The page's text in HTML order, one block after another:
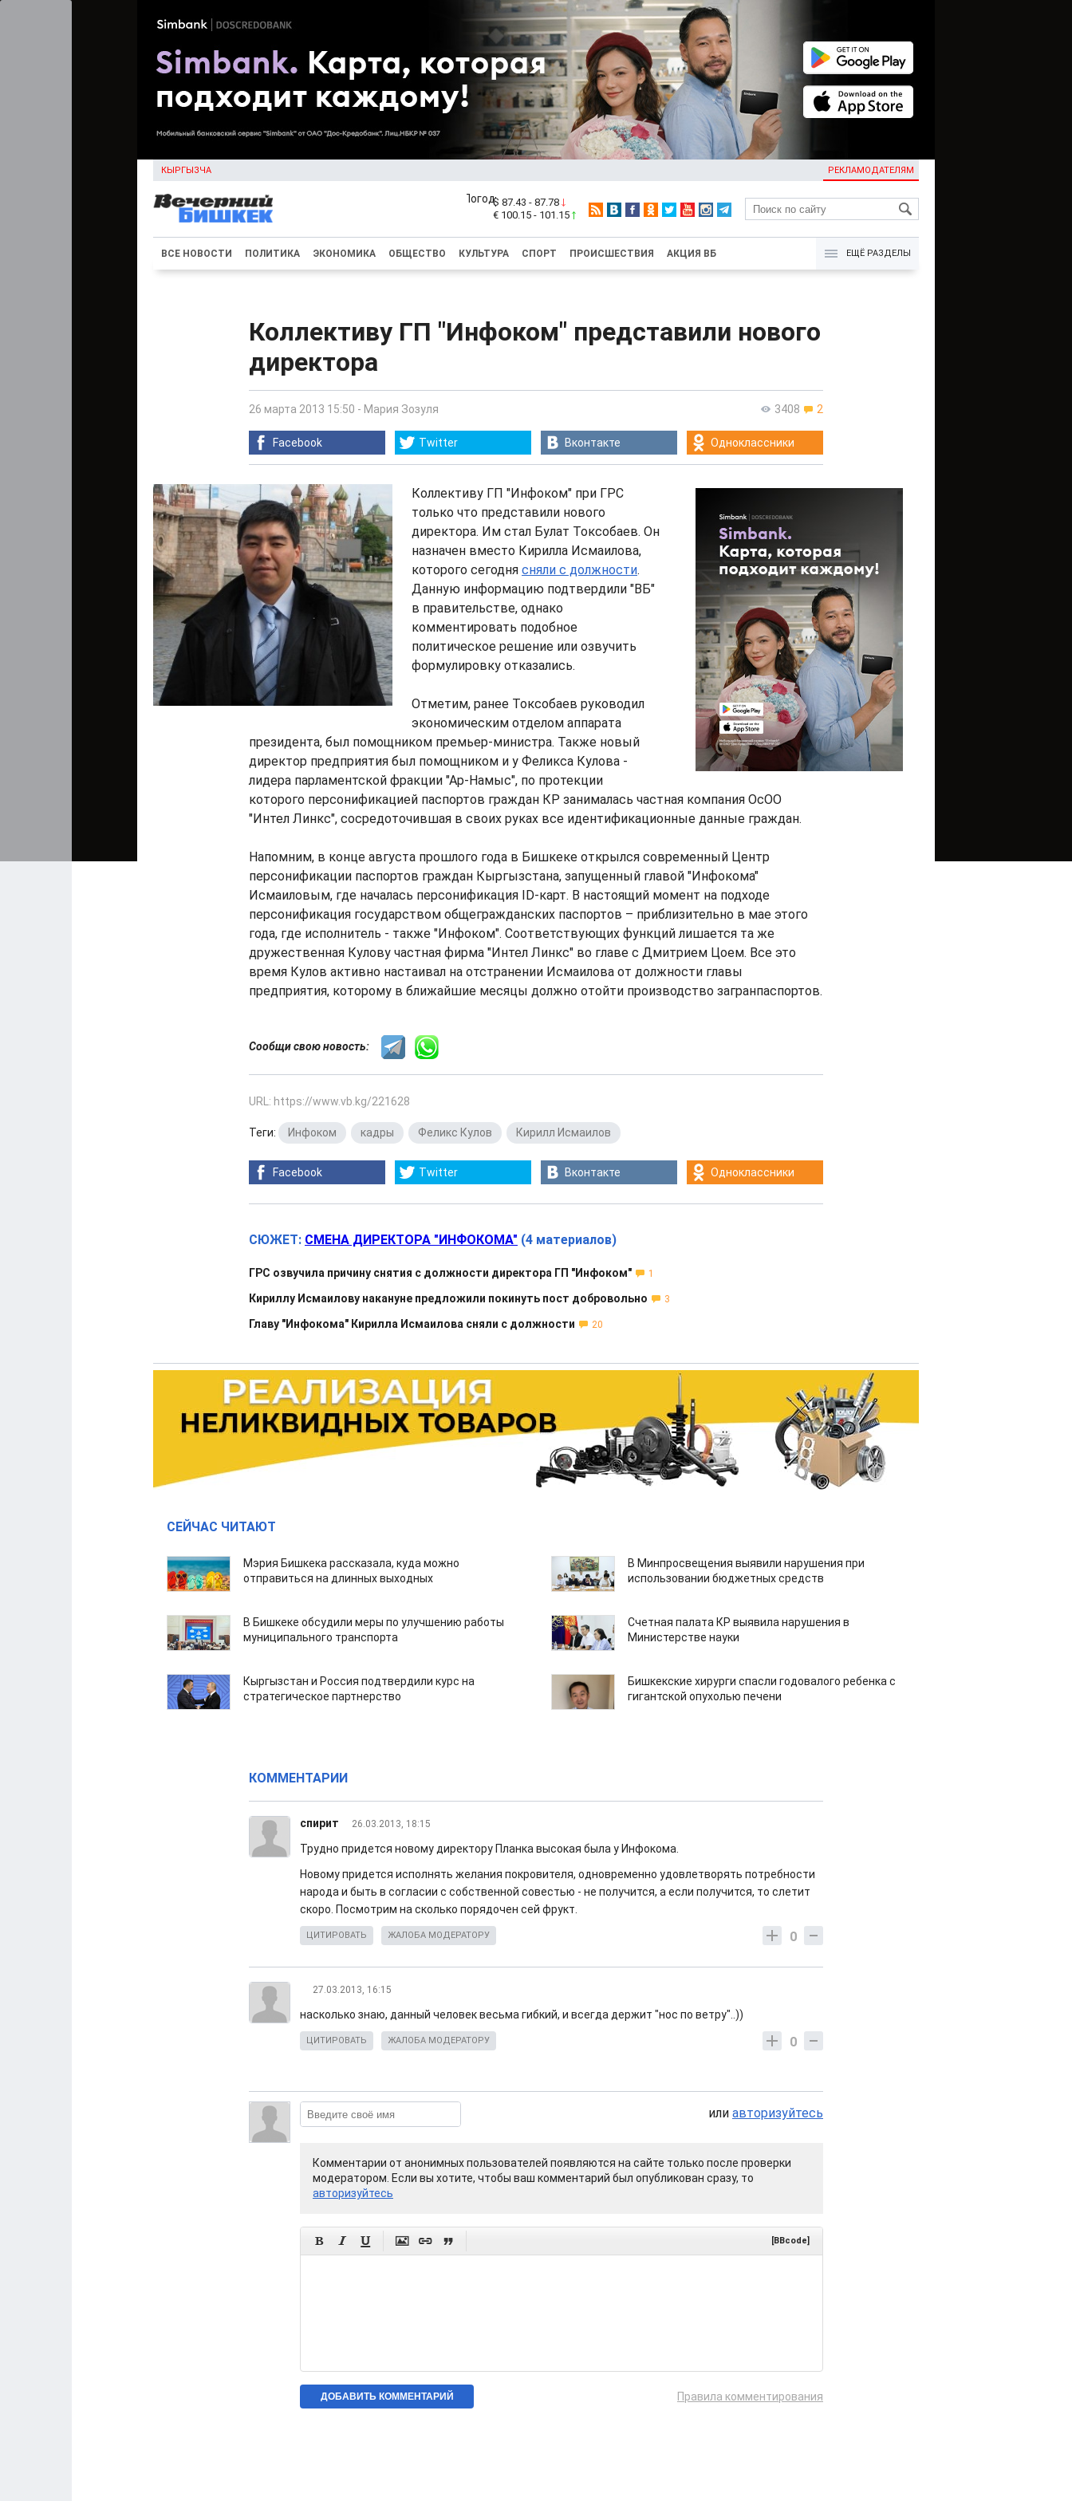
КЫРГЫЗЧА РЕКЛАМОДАТЕЛЯМ
KG
$ 87.43 - 87.78
€ 100.15 - 101.15
ВСЕ НОВОСТИ ПОЛИТИКА ЭКОНОМИКА ОБЩЕСТВО КУЛЬТУРА СПОРТ ПРОИСШЕСТВИЯ АКЦИЯ ВБ ЕЩЁ РАЗДЕЛЫ
Коллективу ГП "Инфоком" представили нового
директора
3408 2
26 марта 2013 15:50 - Мария Зозуля
Facebook Twitter Вконтакте Одноклассники
Коллективу ГП "Инфоком" при ГРС
только что представили нового
директора. Им стал Булат Токсобаев. Он
назначен вместо Кирилла Исмаилова,
которого сегодня сняли с должности.
Данную информацию подтвердили "ВБ"
в правительстве, однако
комментировать подобное
политическое решение или озвучить
формулировку отказались.
Отметим, ранее Токсобаев руководил
экономическим отделом аппарата
президента, был помощником премьер-министра. Также новый
директор предприятия был помощником и у Феликса Кулова -
лидера парламентской фракции "Ар-Намыс", по протекции
которого персонификацией паспортов граждан КР занималась частная компания ОсОО
"Интел Линкс", сосредоточившая в своих руках все идентификационные данные граждан.
Напомним, в конце августа прошлого года в Бишкеке открылся современный Центр
персонификации паспортов граждан Кыргызстана, запущенный главой "Инфокома"
Исмаиловым, где началась персонификация ID-карт. В настоящий момент на подходе
персонификация государством общегражданских паспортов – приблизительно в мае этого
года, где исполнитель - также "Инфоком". Соответствующих функций лишается та же
дружественная Кулову частная фирма "Интел Линкс" во главе с Дмитрием Цоем. Все это
время Кулов активно настаивал на отстранении Исмаилова от должности главы
предприятия, которому в ближайшие месяцы должно отойти производство загранпаспортов.
Сообщи свою новость:
URL: https://www.vb.kg/221628
Теги: Инфоком кадры Феликс Кулов Кирилл Исмаилов
Facebook Twitter Вконтакте Одноклассники
СЮЖЕТ: СМЕНА ДИРЕКТОРА "ИНФОКОМА" (4 материалов)
ГРС озвучила причину снятия с должности директора ГП "Инфоком" 1
Кириллу Исмаилову накануне предложили покинуть пост добровольно 3
Главу "Инфокома" Кирилла Исмаилова сняли с должности 20
СЕЙЧАС ЧИТАЮТ
Мэрия Бишкека рассказала, куда можно
отправиться на длинных выходных
В Минпросвещения выявили нарушения при
использовании бюджетных средств
В Бишкеке обсудили меры по улучшению работы
муниципального транспорта
Счетная палата КР выявила нарушения в
Министерстве науки
Кыргызстан и Россия подтвердили курс на
стратегическое партнерство
Бишкекские хирурги спасли годовалого ребенка с
гигантской опухолью печени
КОММЕНТАРИИ
спирит 26.03.2013, 18:15
Трудно придется новому директору Планка высокая была у Инфокома.
Новому придется исполнять желания покровителя, одновременно удовлетворять потребности
народа и быть в согласии с собственной совестью - не получится, а если получится, то слетит
скоро. Посмотрим на сколько порядочен сей фрукт.
0
ЦИТИРОВАТЬ ЖАЛОБА МОДЕРАТОРУ
27.03.2013, 16:15
насколько знаю, данный человек весьма гибкий, и всегда держит "нос по ветру"..))
0
ЦИТИРОВАТЬ ЖАЛОБА МОДЕРАТОРУ
или авторизуйтесь
Комментарии от анонимных пользователей появляются на сайте только после проверки
модератором. Если вы хотите, чтобы ваш комментарий был опубликован сразу, то
авторизуйтесь
      [BBcode]
Правила комментирования